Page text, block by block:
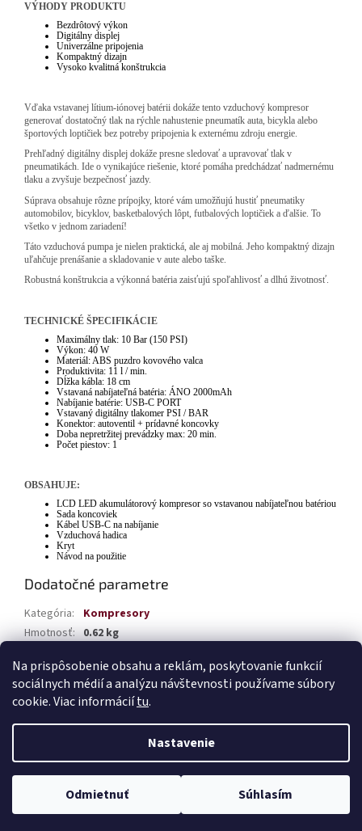
Na prispôsobenie obsahu a reklám, poskytovanie funkcií
sociálnych médií a analýzu návštevnosti používame súbory
cookie. Viac informáciítu.
Nastavenie
Odmietnuť Súhlasím
VÝHODY PRODUKTU
Bezdrôtový výkon
Digitálny displej
Univerzálne pripojenia
Kompaktný dizajn
Vysoko kvalitná konštrukcia
Vďaka vstavanej lítium-iónovej batérii dokáže tento vzduchový kompresor
generovať dostatočný tlak na rýchle nahustenie pneumatík auta, bicykla alebo
športových loptičiek bez potreby pripojenia k externému zdroju energie.
Prehľadný digitálny displej dokáže presne sledovať a upravovať tlak v
pneumatikách. Ide o vynikajúce riešenie, ktoré pomáha predchádzať nadmernému
tlaku a zvyšuje bezpečnosť jazdy.
Súprava obsahuje rôzne prípojky, ktoré vám umožňujú hustiť pneumatiky
automobilov, bicyklov, basketbalových lôpt, futbalových loptičiek a ďalšie. To
všetko v jednom zariadení!
Táto vzduchová pumpa je nielen praktická, ale aj mobilná. Jeho kompaktný dizajn
uľahčuje prenášanie a skladovanie v aute alebo taške.
Robustná konštrukcia a výkonná batéria zaisťujú spoľahlivosť a dlhú životnosť.
TECHNICKÉ ŠPECIFIKÁCIE
Maximálny tlak: 10 Bar (150 PSI)
Výkon: 40 W
Materiál: ABS puzdro kovového valca
Produktivita: 11 l / min.
Dĺžka kábla: 18 cm
Vstavaná nabíjateľná batéria: ÁNO 2000mAh
Nabíjanie batérie: USB-C PORT
Vstavaný digitálny tlakomer PSI / BAR
Konektor: autoventil + prídavné koncovky
Doba nepretržitej prevádzky max: 20 min.
Počet piestov: 1
OBSAHUJE:
LCD LED akumulátorový kompresor so vstavanou nabíjateľnou batériou
Sada koncoviek
Kábel USB-C na nabíjanie
Vzduchová hadica
Kryt
Návod na použitie
Dodatočné parametre
Kategória:
Kompresory
Hmotnosť: 0.62 kg
Copyright 2026TABAK Autodiely. Všetky práva vyhradené.Upraviť